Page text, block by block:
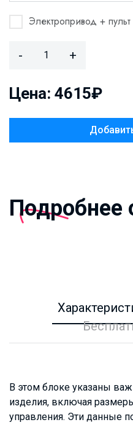
Электропривод +
- +
Цена: 4615₽
Подробнее
В этом блоке указаны
изделия, включая
управления. Эти данные